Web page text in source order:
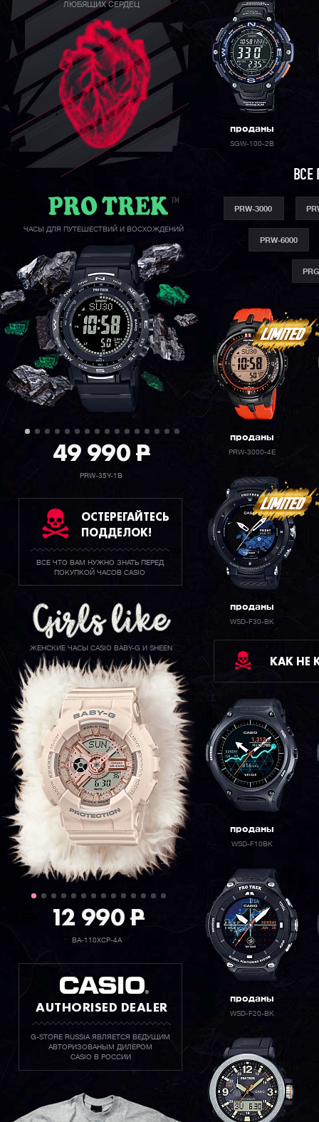
ЛЮБЯЩИХ СЕРДЕЦ
ЧАСЫ ДЛЯ ПУТЕШЕСТВИЙ И ВОСХОЖДЕНИЙ
49 990P
PRW-35Y-1B
ОСТЕРЕГАЙТЕСЬ
ПОДДЕЛОК!
ВСЕ ЧТО ВАМ НУЖНО ЗНАТЬ ПЕРЕД
ПОКУПКОЙ ЧАСОВ CASIO
ЖЕНСКИЕ ЧАСЫ CASIO BABY-G И SHEEN
12 990P
BA-110XCP-4A
AUTHORISED DEALER
G-STORE RUSSIA ЯВЛЯЕТСЯ ВЕДУЩИМ
АВТОРИЗОВАНЫМ ДИЛЕРОМ
CASIO В РОССИИ
проданы
SGW-100-2B
ВСЕ
PRW-3000
PRW-6000
проданы
PRW-3000-4E
проданы
WSD-F30-BK
КАК НЕ
проданы
WSD-F10BK
проданы
WSD-F20-BK